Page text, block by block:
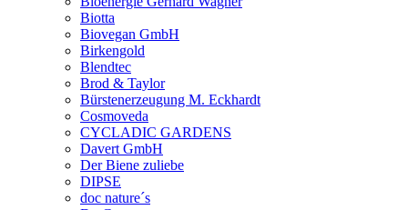
Biotta
Biovegan GmbH
Birkengold
Blendtec
Brod & Taylor
Bürstenerzeugung M. Eckhardt
Cosmoveda
CYCLADIC GARDENS
Davert GmbH
Der Biene zuliebe
DIPSE
doc nature´s